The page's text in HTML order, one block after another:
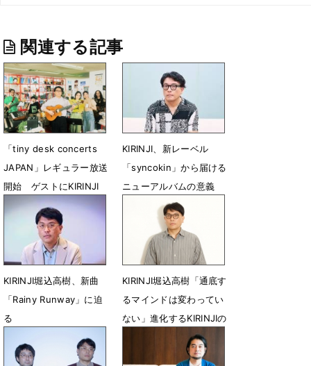
関連する記事
「tiny desk concerts
JAPAN」レギュラー放送
開始 ゲストにKIRINJI
5月20日 22時29分
KIRINJI、新レーベル
「syncokin」から届ける
ニューアルバムの意義
9月28日 18時00分
KIRINJI堀込高樹、新曲
「Rainy Runway」に迫
る
KIRINJI堀込高樹「通底す
るマインドは変わってい
ない」進化するKIRINJIの
7月28日 18時00分